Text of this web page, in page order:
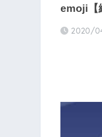
emoji【
2020/